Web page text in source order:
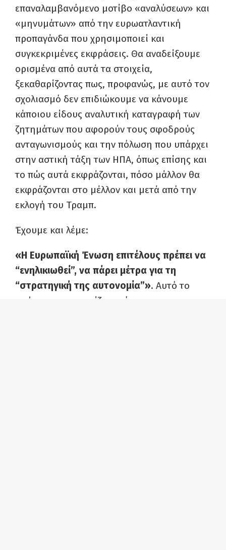
επαναλαμβανόμενο μοτίβο «αναλύσεων» και
«μηνυμάτων» από την ευρωατλαντική
προπαγάνδα που χρησιμοποιεί και
συγκεκριμένες εκφράσεις. Θα αναδείξουμε
ορισμένα από αυτά τα στοιχεία,
ξεκαθαρίζοντας πως, προφανώς, με αυτό τον
σχολιασμό δεν επιδιώκουμε να κάνουμε
κάποιου είδους αναλυτική καταγραφή των
ζητημάτων που αφορούν τους σφοδρούς
ανταγωνισμούς και την πόλωση που υπάρχει
στην αστική τάξη των ΗΠΑ, όπως επίσης και
το πώς αυτά εκφράζονται, πόσο μάλλον θα
εκφράζονται στο μέλλον και μετά από την
εκλογή του Τραμπ.
Έχουμε και λέμε:
«Η Ευρωπαϊκή Ένωση επιτέλους πρέπει να
“ενηλικιωθεί”, να πάρει μέτρα για τη
“στρατηγική της αυτονομία”». Αυτό το
«μήνυμα» το σχετίζουν τόσο με τον